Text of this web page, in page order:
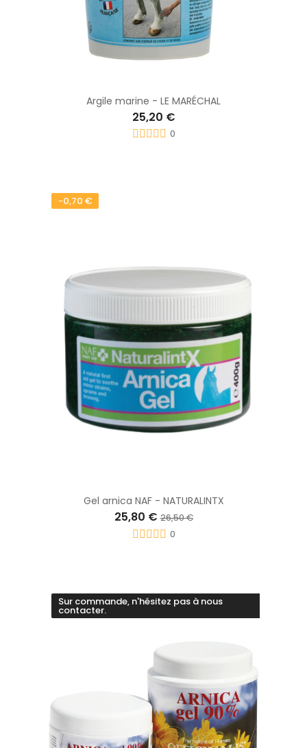
Argile marine - LE MARÉCHAL
25,20 €
0
-0,70 €
Gel arnica NAF - NATURALINTX
25,80 €26,50 €
0
Sur commande, n'hésitez pas à nous
contacter.